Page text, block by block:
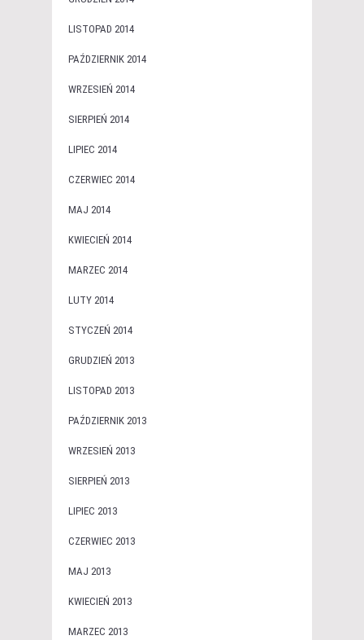
LISTOPAD 2014
PAŹDZIERNIK 2014
WRZESIEŃ 2014
SIERPIEŃ 2014
LIPIEC 2014
CZERWIEC 2014
MAJ 2014
KWIECIEŃ 2014
MARZEC 2014
LUTY 2014
STYCZEŃ 2014
GRUDZIEŃ 2013
LISTOPAD 2013
PAŹDZIERNIK 2013
WRZESIEŃ 2013
SIERPIEŃ 2013
LIPIEC 2013
CZERWIEC 2013
MAJ 2013
KWIECIEŃ 2013
MARZEC 2013